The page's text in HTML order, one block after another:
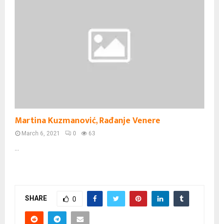
Martina Kuzmanović, Rađanje Venere
March 6, 2021 0 63
SHARE 0